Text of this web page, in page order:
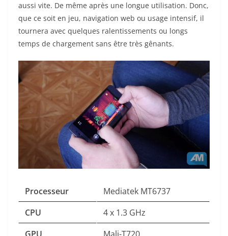
aussi vite. De même après une longue utilisation. Donc,
que ce soit en jeu, navigation web ou usage intensif, il
tournera avec quelques ralentissements ou longs
temps de chargement sans être très gênants.
Processeur
Mediatek MT6737
CPU
4 x 1.3 GHz
GPU
Mali-T720